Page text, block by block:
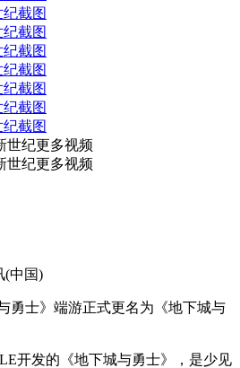
(中国)
勇士》端游正式更名为《地下城与
开发的《地下城与勇士》，是少见